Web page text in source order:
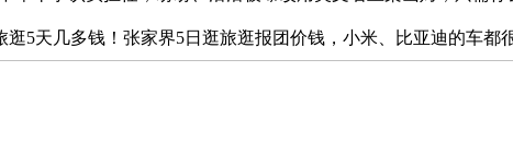
5天几多钱！张家界5日逛旅逛报团价钱，小米、比亚迪的车